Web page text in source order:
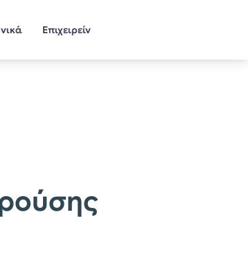
Επιχειρείν